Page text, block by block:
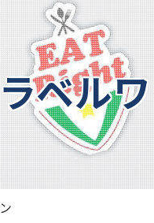
ベル